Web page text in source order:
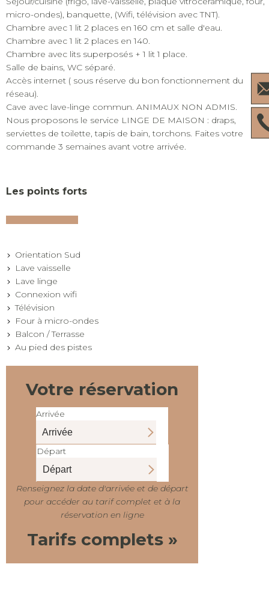
micro-ondes), banquette, (Wifi, télévision avec TNT).
Chambre avec 1 lit 2 places en 160 cm et salle d'eau.
Chambre avec 1 lit 2 places en 140.
Chambre avec lits superposés + 1 lit 1 place.
Salle de bains, WC séparé.
Accès internet ( sous réserve du bon fonctionnement du
réseau).
Cave avec lave-linge commun. ANIMAUX NON ADMIS.
Nous proposons le service LINGE DE MAISON : draps,
serviettes de toilette, tapis de bain, torchons. Faites votre
commande 3 semaines avant votre arrivée.
Les points forts
Orientation Sud
Lave vaisselle
Lave linge
Connexion wifi
Télévision
Four à micro-ondes
Balcon / Terrasse
Au pied des pistes
Votre réservation
Arrivée
Départ
Renseignez la date d'arrivée et de départ
pour accéder au tarif complet et à la
réservation en ligne
Tarifs complets